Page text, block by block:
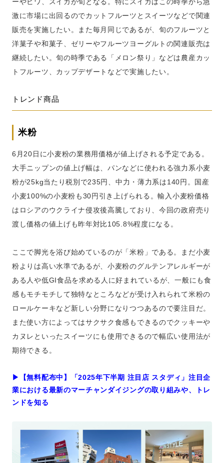
激に市場に出回るのでカットフルーツとスイーツなどで関連
販売を実施したい。また毎月同じであるが、旬のフルーツと
洋菓子や和菓子、ゼリーやフルーツヨーグルトの関連販売は
継続したい。旬の時季である「メロン祭り」などは農産カッ
トフルーツ、カップデザートなどで実施したい。
トレンド商品
米粉
6月20日に小麦粉の業務用価格が値上げされる予定である。
大手ニップンの値上げ幅は、パンなどに使われる強力系小麦
粉が25kg当たり税別で235円、中力・薄力系は140円。国産
小麦100%の小麦粉も30円引き上げられる。輸入小麦粉価格
はロシアのウクライナ侵攻後高騰しており、今回の政府売り
渡し価格の値上げも昨年対比105.8%程度になる。
ここで脚光を浴び始めているのが「米粉」である。まだ小麦
粉よりは高い水準であるが、小麦粉のグルテンアレルギーが
ある人や低GI食品を求める人に好まれているが、一般にも食
感もモチモチして独特なところなどが受け入れられて米粉の
ロールケーキなど新しい分野になりつつあるので要注目だ。
また使い方によってはサクサク食感もできるのでクッキーや
カヌレといったスイーツにも使用できるので幅広い使用法が
期待できる。
▶︎【無料配布中】「2025年下半期 注目店 スタディ」注目企
業における最新のマーチャンダイジングの取り組みや、トレ
ンドを知る